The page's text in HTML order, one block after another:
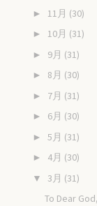
► 11月 (30)
► 10月 (31)
► 9月 (31)
► 8月 (30)
► 7月 (31)
► 6月 (30)
► 5月 (31)
► 4月 (30)
▼ 3月 (31)
To Dear